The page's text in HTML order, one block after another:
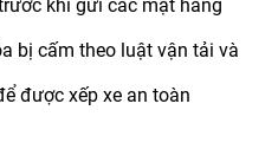
khi gửi các mặt hàng
bị cấm theo luật vận tải và
được xếp xe an toàn